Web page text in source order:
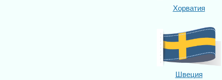
Хорватия
Швеция